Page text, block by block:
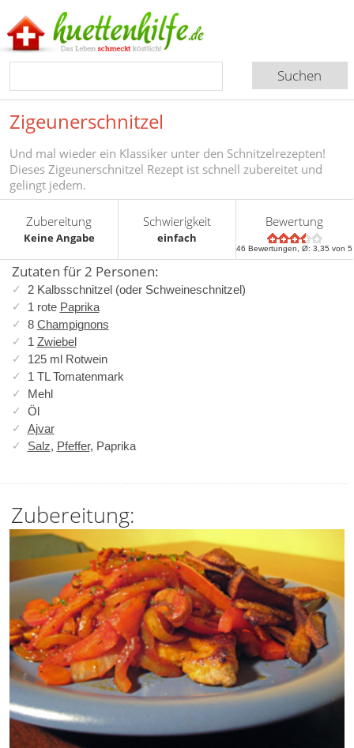
Zigeunerschnitzel
Und mal wieder ein Klassiker unter den Schnitzelrezepten!
Dieses Zigeunerschnitzel Rezept ist schnell zubereitet und
gelingt jedem.
Zubereitung
Keine Angabe
Schwierigkeit
einfach
Bewertung
46 Bewertungen, Ø:3,35 von 5
Zutaten für 2 Personen:
2 Kalbsschnitzel (oder Schweineschnitzel)
1 rote Paprika
8 Champignons
1 Zwiebel
125 ml Rotwein
1 TL Tomatenmark
Mehl
Öl
Ajvar
Salz, Pfeffer, Paprika
Zubereitung: